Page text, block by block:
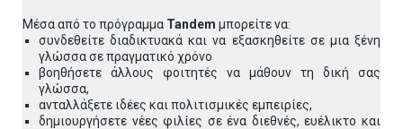
Μέσα από το πρόγραμμα Tandem μπορείτε να:
συνδεθείτε διαδικτυακά και να εξασκηθείτε σε μια ξένη
γλώσσα σε πραγματικό χρόνο
βοηθήσετε άλλους φοιτητές να μάθουν τη δική σας
γλώσσα,
ανταλλάξετε ιδέες και πολιτισμικές εμπειρίες,
δημιουργήσετε νέες φιλίες σε ένα διεθνές, ευέλικτο και